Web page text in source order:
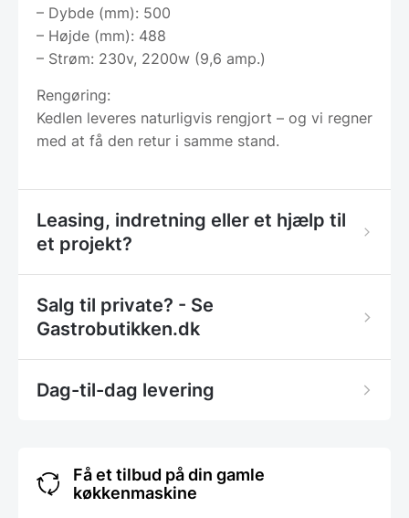
– Dybde (mm): 500
– Højde (mm): 488
– Strøm: 230v, 2200w (9,6 amp.)
Rengøring:
Kedlen leveres naturligvis rengjort – og vi regner
med at få den retur i samme stand.
Leasing, indretning eller et hjælp til
et projekt?
Salg til private? - Se
Gastrobutikken.dk
Dag-til-dag levering
Få et tilbud på din gamle
køkkenmaskine